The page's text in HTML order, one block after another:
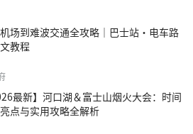
场到难波交通全攻略｜巴士站・电车路
教程
最新】河口湖＆富士山烟火大会：时间
点与实用攻略全解析